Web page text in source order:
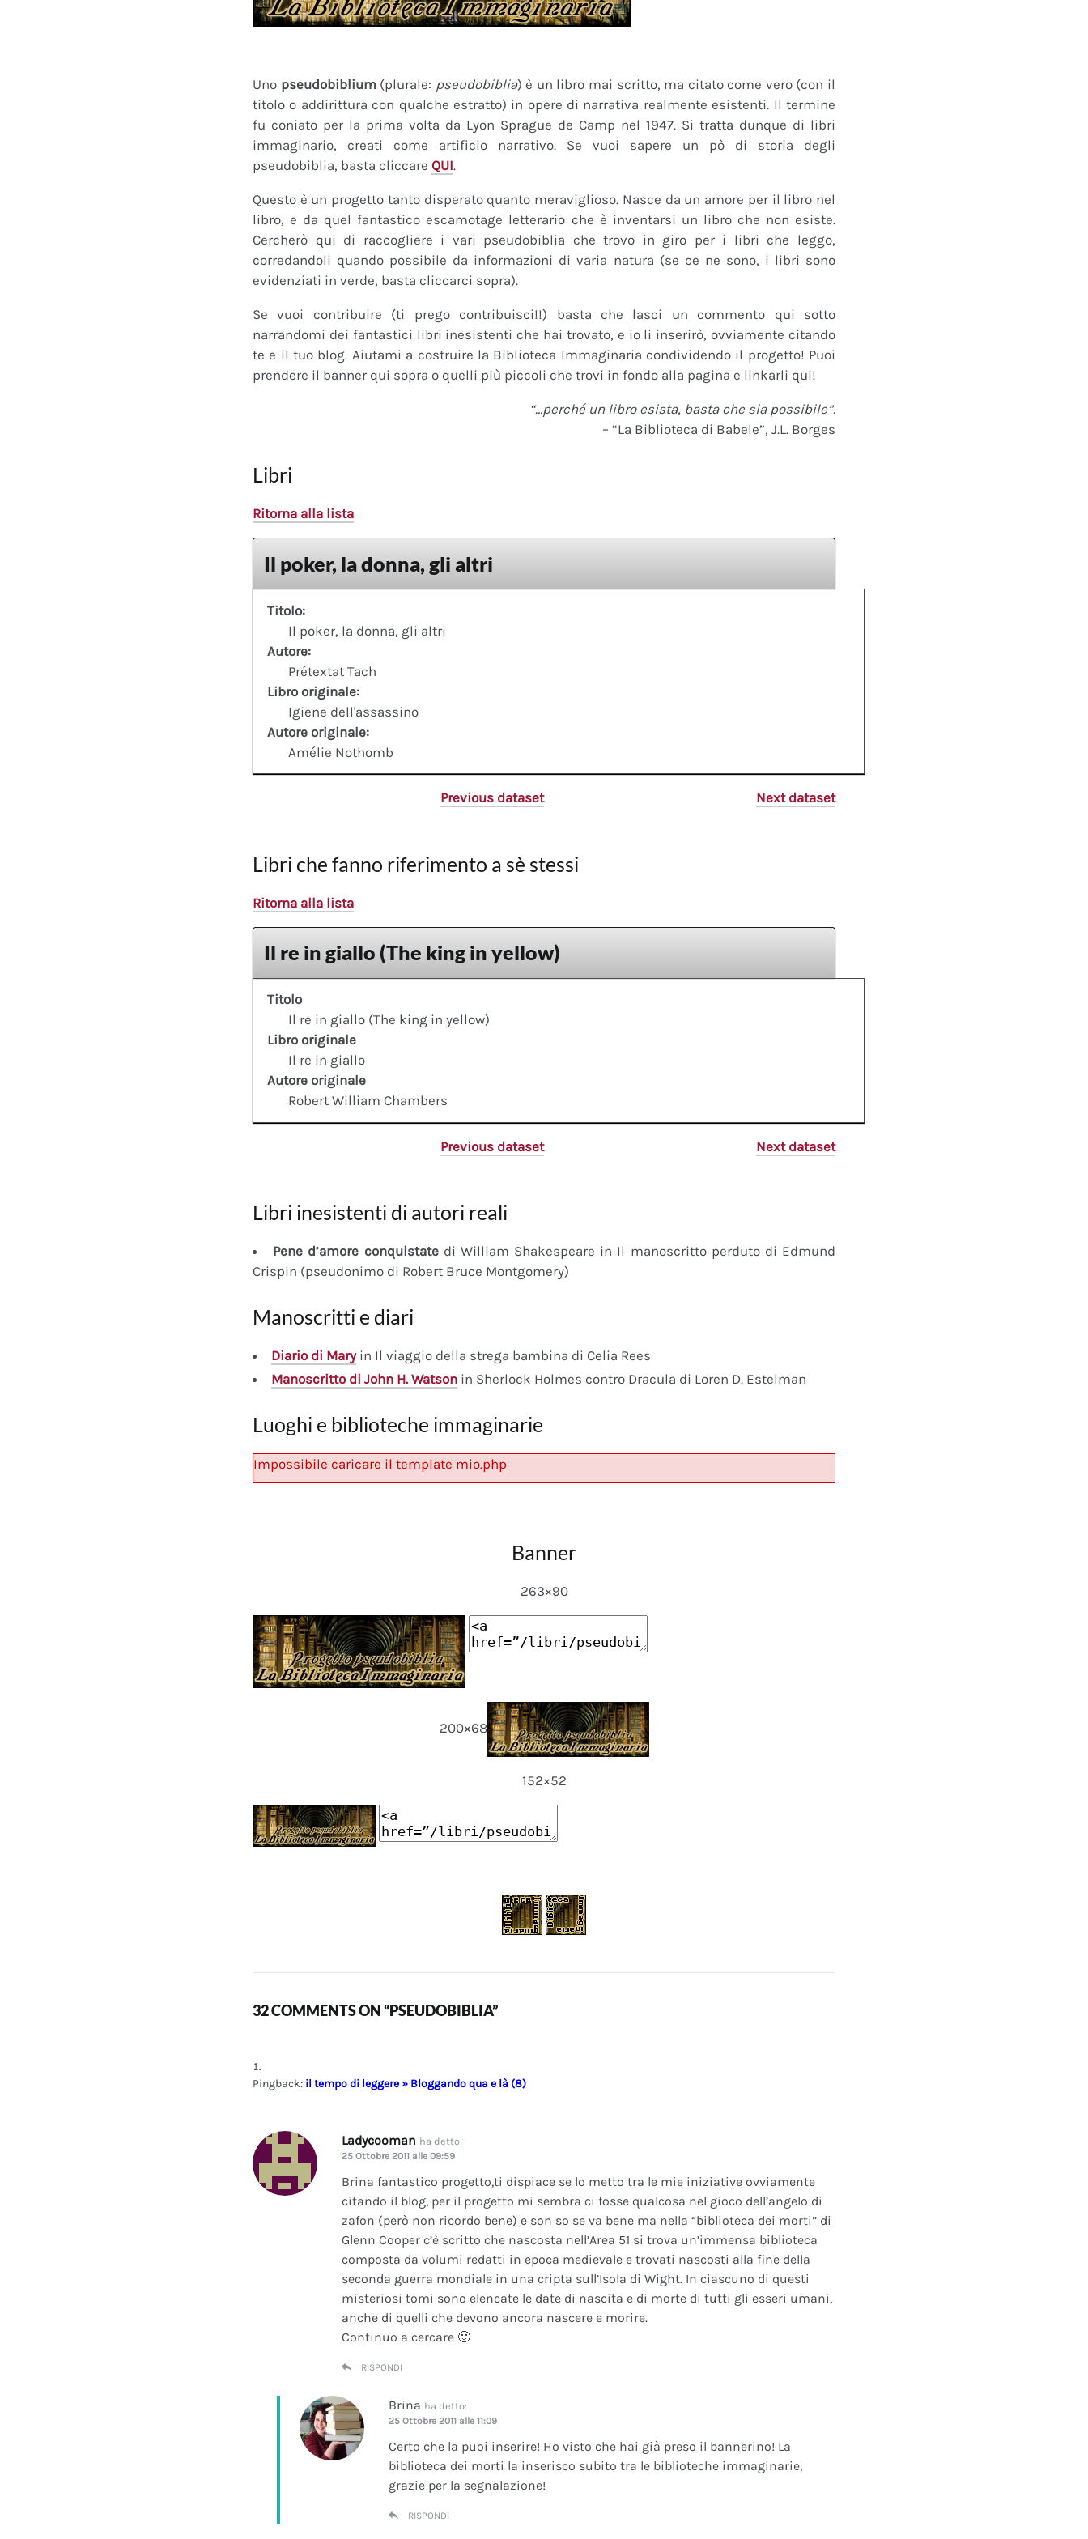
Uno pseudobiblium(plurale: pseudobiblia) è un libro mai scritto, ma citato come vero (con il
titolo o addirittura con qualche estratto) in opere di narrativa realmente esistenti. Il termine
fu coniato per la prima volta da Lyon Sprague de Camp nel 1947. Si tratta dunque di libri
immaginario, creati come artificio narrativo. Se vuoi sapere un pò di storia degli
pseudobiblia, basta cliccare QUI.
Questo è un progetto tanto disperato quanto meraviglioso. Nasce da un amore per il libro nel
libro, e da quel fantastico escamotage letterario che è inventarsi un libro che non esiste.
Cercherò qui di raccogliere i vari pseudobiblia che trovo in giro per i libri che leggo,
corredandoli quando possibile da informazioni di varia natura (se ce ne sono, i libri sono
evidenziati in verde, basta cliccarci sopra).
Se vuoi contribuire (ti prego contribuisci!!) basta che lasci un commento qui sotto
narrandomi dei fantastici libri inesistenti che hai trovato, e io li inserirò, ovviamente citando
te e il tuo blog. Aiutami a costruire la Biblioteca Immaginaria condividendo il progetto! Puoi
prendere il banner qui sopra o quelli più piccoli che trovi in fondo alla pagina e linkarli qui!
“…perché un libro esista, basta che sia possibile”.
– “La Biblioteca di Babele”, J.L. Borges
Libri
Ritorna alla lista
Il poker, la donna, gli altri
Titolo:
Il poker, la donna, gli altri
Autore:
Prétextat Tach
Libro originale:
Igiene dell'assassino
Autore originale:
Amélie Nothomb
Previous dataset Next dataset
Libri che fanno riferimento a sè stessi
Ritorna alla lista
Il re in giallo (The king in yellow)
Titolo
Il re in giallo (The king in yellow)
Libro originale
Il re in giallo
Autore originale
Robert William Chambers
Previous dataset Next dataset
Libri inesistenti di autori reali
Pene d’amore conquistatedi William Shakespeare in Il manoscritto perduto di Edmund
Crispin (pseudonimo di Robert Bruce Montgomery)
Manoscritti e diari
Diario di Maryin Il viaggio della strega bambina di Celia Rees
Manoscritto di John H. Watson in Sherlock Holmes contro Dracula di Loren D. Estelman
Luoghi e biblioteche immaginarie
Impossibile caricare il template mio.php
Banner
263×90
200×68
152×52
32 COMMENTS ON “PSEUDOBIBLIA”
Pingback: il tempo di leggere » Bloggando qua e là (8)
Ladycooman ha detto:
25 Ottobre 2011 alle 09:59
Brina fantastico progetto,ti dispiace se lo metto tra le mie iniziative ovviamente
citando il blog, per il progetto mi sembra ci fosse qualcosa nel gioco dell’angelo di
zafon (però non ricordo bene) e son so se va bene ma nella “biblioteca dei morti” di
Glenn Cooper c’è scritto che nascosta nell’Area 51 si trova un’immensa biblioteca
composta da volumi redatti in epoca medievale e trovati nascosti alla fine della
seconda guerra mondiale in una cripta sull’Isola di Wight. In ciascuno di questi
misteriosi tomi sono elencate le date di nascita e di morte di tutti gli esseri umani,
anche di quelli che devono ancora nascere e morire.
Continuo a cercare 🙂
RISPONDI
Brina ha detto:
25 Ottobre 2011 alle 11:09
Certo che la puoi inserire! Ho visto che hai già preso il bannerino! La
biblioteca dei morti la inserisco subito tra le biblioteche immaginarie,
grazie per la segnalazione!
RISPONDI